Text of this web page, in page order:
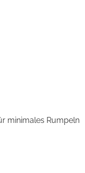
minimales Rumpeln